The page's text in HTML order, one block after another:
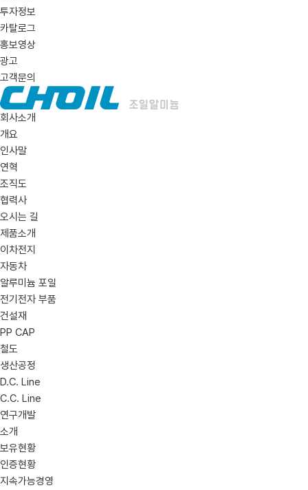
투자정보
카탈로그
홍보영상
광고
고객문의
회사소개
개요
인사말
연혁
조직도
협력사
오시는 길
제품소개
이차전지
자동차
알루미늄 포일
전기전자 부품
건설재
PP CAP
철도
생산공정
D.C. Line
C.C. Line
연구개발
소개
보유현황
인증현황
지속가능경영